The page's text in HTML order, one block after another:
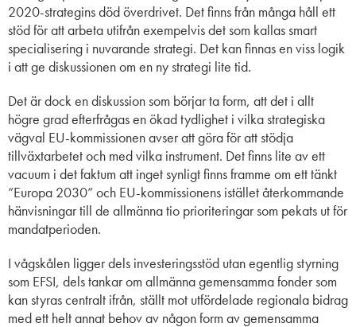
2020-strategins död överdrivet. Det finns från många håll ett
stöd för att arbeta utifrån exempelvis det som kallas smart
specialisering i nuvarande strategi. Det kan finnas en viss logik
i att ge diskussionen om en ny strategi lite tid.
Det är dock en diskussion som börjar ta form, att det i allt
högre grad efterfrågas en ökad tydlighet i vilka strategiska
vägval EU-kommissionen avser att göra för att stödja
tillväxtarbetet och med vilka instrument. Det finns lite av ett
vacuum i det faktum att inget synligt finns framme om ett tänkt
”Europa 2030” och EU-kommissionens istället återkommande
hänvisningar till de allmänna tio prioriteringar som pekats ut för
mandatperioden.
I vågskålen ligger dels investeringsstöd utan egentlig styrning
som EFSI, dels tankar om allmänna gemensamma fonder som
kan styras centralt ifrån, ställt mot utfördelade regionala bidrag
med ett helt annat behov av någon form av gemensamma